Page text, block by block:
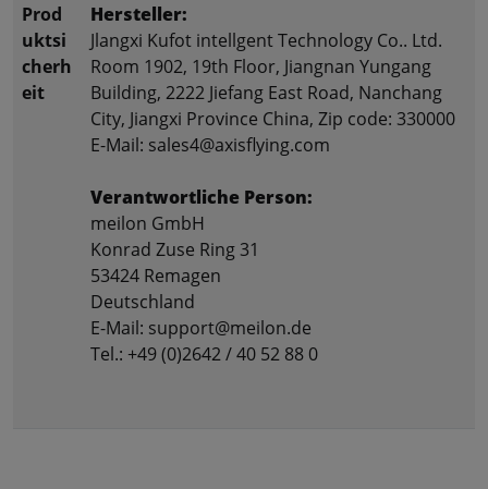
Prod
uktsi
cherh
eit
Hersteller:
Jlangxi Kufot intellgent Technology Co.. Ltd.
Room 1902, 19th Floor, Jiangnan Yungang
Building, 2222 Jiefang East Road, Nanchang
City, Jiangxi Province China, Zip code: 330000
E-Mail: sales4@axisflying.com
Verantwortliche Person:
meilon GmbH
Konrad Zuse Ring 31
53424 Remagen
Deutschland
E-Mail: support@meilon.de
Tel.: +49 (0)2642 / 40 52 88 0